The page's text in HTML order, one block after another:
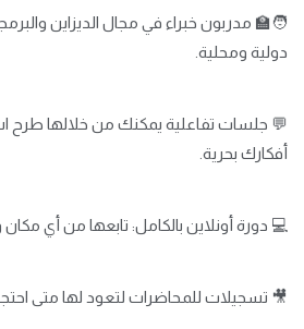
🧑‍🏫 مدربون خبراء في مجال الديزاين
دولية ومحلية.
💬 جلسات تفاعلية يمكنك من خلالها طرح
أفكارك بحرية.
💻 دورة أونلاين بالكامل: تابعها من أي
🎥 تسجيلات للمحاضرات لتعود لها متى